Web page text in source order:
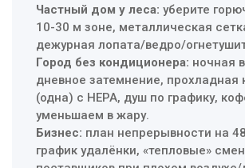
Частный дом у леса: уберите
10-30 м зоне, металлическая
дежурная лопата/ведро/
Город без кондиционера: ночная
дневное затемнение, прохладная
(одна) с HEPA, душ по графику,
уменьшаем в жару.
Бизнес: план непрерывности на
график удалёнки, «тепловые»